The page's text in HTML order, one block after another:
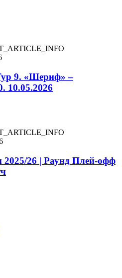
9. «Шериф» –
10.05.2026
26 | Раунд Плей-офф